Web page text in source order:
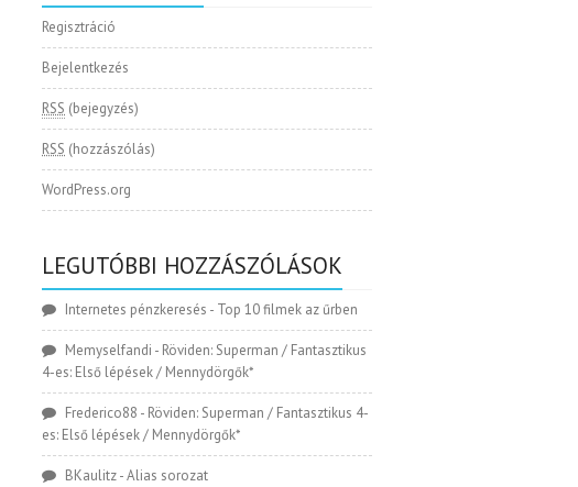
Regisztráció
Bejelentkezés
RSS (bejegyzés)
RSS (hozzászólás)
WordPress.org
LEGUTÓBBI HOZZÁSZÓLÁSOK
Internetes pénzkeresés - Top 10 filmek az űrben
Memyselfandi - Röviden: Superman / Fantasztikus
4-es: Első lépések / Mennydörgők*
Frederico88 - Röviden: Superman / Fantasztikus 4-
es: Első lépések / Mennydörgők*
BKaulitz-Alias sorozat